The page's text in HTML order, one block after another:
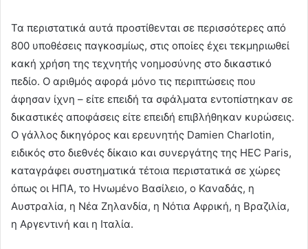
Τα περιστατικά αυτά προστίθενται σε περισσότερες από
800 υποθέσεις παγκοσμίως, στις οποίες έχει τεκμηριωθεί
κακή χρήση της τεχνητής νοημοσύνης στο δικαστικό
πεδίο. Ο αριθμός αφορά μόνο τις περιπτώσεις που
άφησαν ίχνη – είτε επειδή τα σφάλματα εντοπίστηκαν σε
δικαστικές αποφάσεις είτε επειδή επιβλήθηκαν κυρώσεις.
Ο γάλλος δικηγόρος και ερευνητής Damien Charlotin,
ειδικός στο διεθνές δίκαιο και συνεργάτης της HEC Paris,
καταγράφει συστηματικά τέτοια περιστατικά σε χώρες
όπως οι ΗΠΑ, το Ηνωμένο Βασίλειο, ο Καναδάς, η
Αυστραλία, η Νέα Ζηλανδία, η Νότια Αφρική, η Βραζιλία,
η Αργεντινή και η Ιταλία.